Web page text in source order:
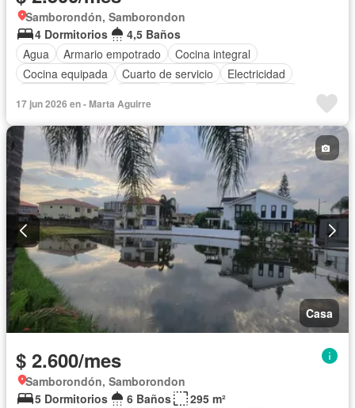
Samborondón, Samborondon
4 Dormitorios
4,5 Baños
Agua
Armario empotrado
Cocina integral
Cocina equipada
Cuarto de servicio
Electricidad
Terraza
Vista panorámica
17 jun 2026 en - Marta Aguirre
Casa
$ 2.600/mes
Samborondón, Samborondon
5 Dormitorios
6 Baños
295 m²